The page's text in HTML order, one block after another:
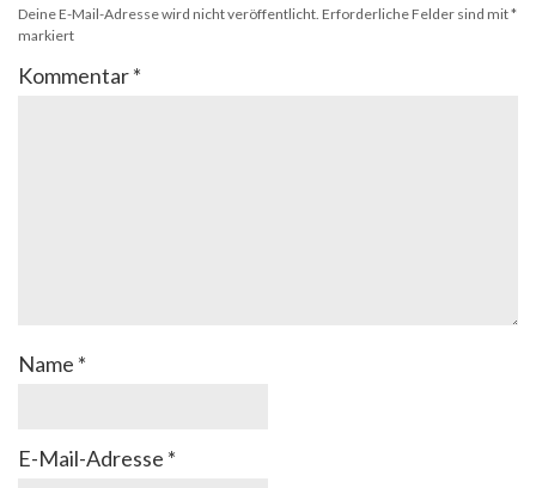
Deine E-Mail-Adresse wird nicht veröffentlicht. Erforderliche Felder sind mit*
markiert
Kommentar*
Name *
E-Mail-Adresse *